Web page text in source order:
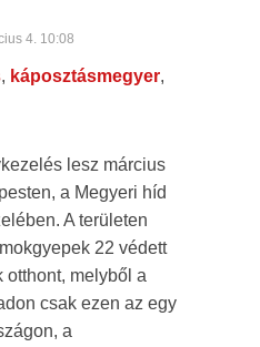
4. 10:08
, káposztásmegyer,
lesz március
a Megyeri híd
A területen
22 védett
otthont, melyből a
csak ezen az egy
a